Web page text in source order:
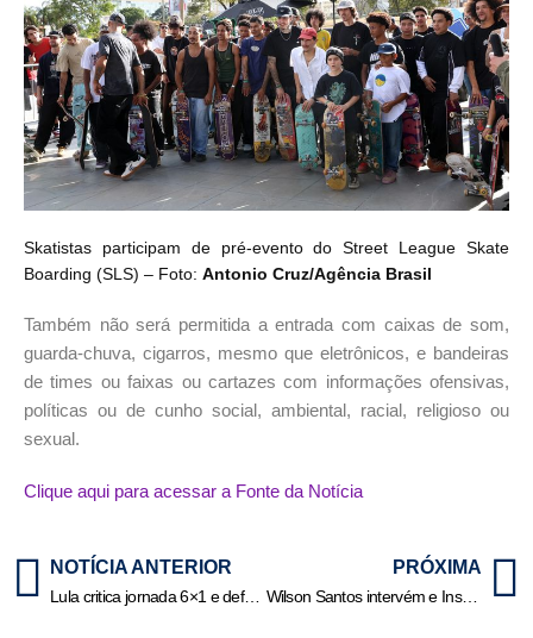
Skatistas participam de pré-evento do Street League Skate
Boarding (SLS) – Foto: Antonio Cruz/Agência Brasil
Também não será permitida a entrada com caixas de som,
guarda-chuva, cigarros, mesmo que eletrônicos, e bandeiras
de times ou faixas ou cartazes com informações ofensivas,
políticas ou de cunho social, ambiental, racial, religioso ou
sexual.
Clique aqui para acessar a Fonte da Notícia
NOTÍCIA ANTERIOR
Lula critica jornada 6×1 e defende escala de trabalho “mais flexível”
PRÓXIMA
Wilson Santos intervém e Instituto dos Cegos inaugura nova caixa d’água após interdição